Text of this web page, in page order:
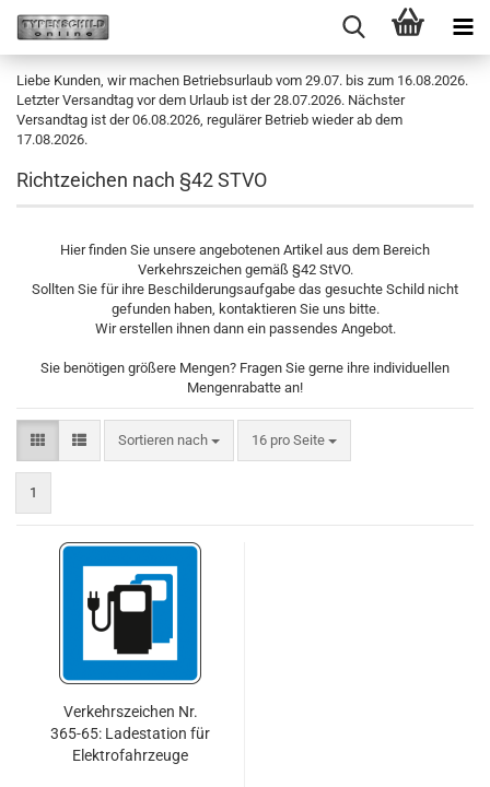
Liebe Kunden, wir machen Betriebsurlaub vom 29.07. bis zum 16.08.2026.
Letzter Versandtag vor dem Urlaub ist der 28.07.2026. Nächster
Versandtag ist der 06.08.2026, regulärer Betrieb wieder ab dem
17.08.2026.
Richtzeichen nach §42 STVO
Hier finden Sie unsere angebotenen Artikel aus dem Bereich
Verkehrszeichen gemäß §42 StVO.
Sollten Sie für ihre Beschilderungsaufgabe das gesuchte Schild nicht
gefunden haben, kontaktieren Sie uns bitte.
Wir erstellen ihnen dann ein passendes Angebot.
Sie benötigen größere Mengen? Fragen Sie gerne ihre individuellen
Mengenrabatte an!
Sortieren nach
Sortieren nach 16 pro Seite
pro Seite
1
Verkehrszeichen Nr.
365-65: Ladestation für
Elektrofahrzeuge